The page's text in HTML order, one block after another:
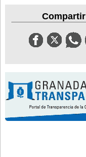
Compartir